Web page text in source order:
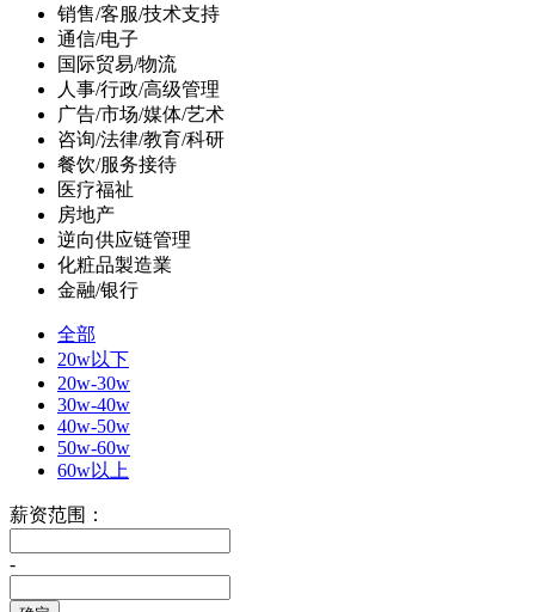
销售/客服/技术支持
通信/电子
国际贸易/物流
人事/行政/高级管理
广告/市场/媒体/艺术
咨询/法律/教育/科研
餐饮/服务接待
医疗福祉
房地产
逆向供应链管理
化粧品製造業
金融/银行
全部
20w以下
20w-30w
30w-40w
40w-50w
50w-60w
60w以上
薪资范围：
-